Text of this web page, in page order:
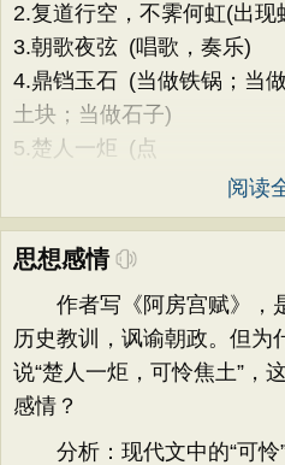
2.复道行空，不霁何虹(出现
3.朝歌夜弦 (唱歌，奏乐)
4.鼎铛玉石 (当做铁锅；当
土块；当做石子)
5.楚人一炬 (点
阅读
思想感情
作者写《阿房宫赋》，
历史教训，讽谕朝政。但为
说“楚人一炬，可怜焦土”，
感情？
分析：现代文中的“可怜”